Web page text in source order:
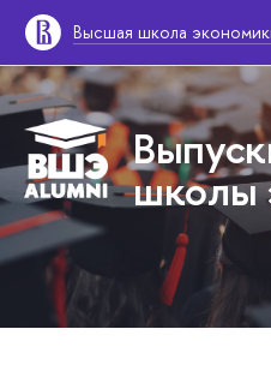
Высшая школа
школы